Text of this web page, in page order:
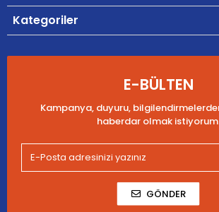
Kategoriler
E-BÜLTEN
Kampanya, duyuru,
haberdar olmak
GÖNDER